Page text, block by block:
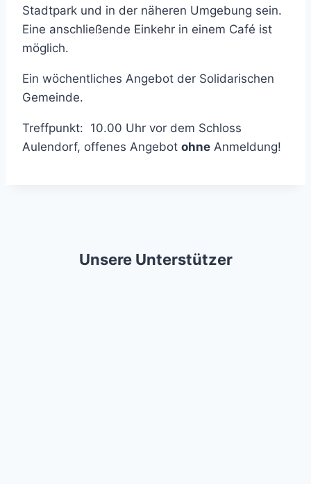
Stadtpark und in der näheren Umgebung sein.
Eine anschließende Einkehr in einem Café ist
möglich.
Ein wöchentliches Angebot der Solidarischen
Gemeinde.
Treffpunkt: 10.00 Uhr vor dem Schloss
Aulendorf, offenes Angebot ohne Anmeldung!
Unsere Unterstützer